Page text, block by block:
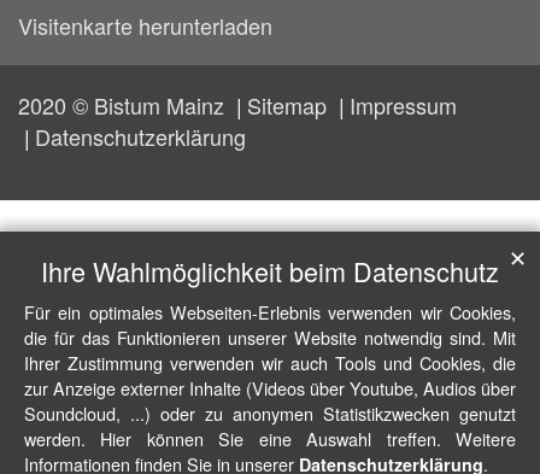
Visitenkarte herunterladen
2020 © Bistum Mainz Sitemap
Impressum
Datenschutzerklärung
Ihre Wahlmöglichkeit beim Datenschutz
Für ein optimales Webseiten-Erlebnis verwenden wir Cookies,
die für das Funktionieren unserer Website notwendig sind. Mit
Ihrer Zustimmung verwenden wir auch Tools und Cookies, die
zur Anzeige externer Inhalte (Videos über Youtube, Audios über
Soundcloud, ...) oder zu anonymen Statistikzwecken genutzt
werden. Hier können Sie eine Auswahl treffen. Weitere
Informationen finden Sie in unserer Datenschutzerklärung.
✕